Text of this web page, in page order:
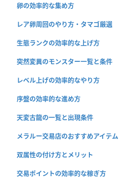
卵の効率的な集め方
レア卵周回のやり方・タマゴ厳選
生態ランクの効率的な上げ方
突然変異のモンスター一覧と条件
レベル上げの効率的なやり方
序盤の効率的な進め方
天変古龍の一覧と出現条件
メラルー交易店のおすすめアイテム
双属性の付け方とメリット
交易ポイントの効率的な稼ぎ方